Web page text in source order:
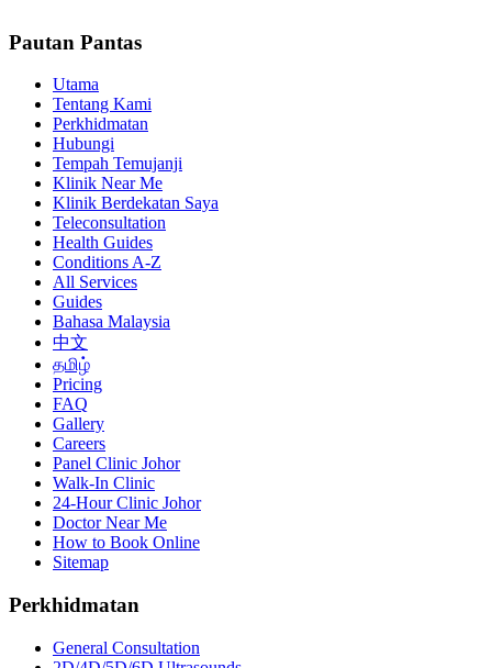
Pautan Pantas
Utama
Tentang Kami
Perkhidmatan
Hubungi
Tempah Temujanji
Klinik Near Me
Klinik Berdekatan Saya
Teleconsultation
Health Guides
Conditions A-Z
All Services
Guides
Bahasa Malaysia
中文
தமிழ்
Pricing
FAQ
Gallery
Careers
Panel Clinic Johor
Walk-In Clinic
24-Hour Clinic Johor
Doctor Near Me
How to Book Online
Sitemap
Perkhidmatan
General Consultation